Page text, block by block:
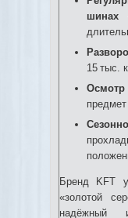
шинах
15 тыс.
Бренд KFT
«золотой
надёжный